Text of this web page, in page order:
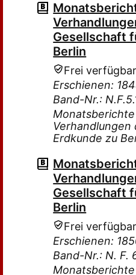
Gesellschaft
Berlin
Frei verfügbar
Erschienen:
Band-Nr.:
Erdkunde zu
Gesellschaft
Berlin
Frei verfügbar
Erschienen:
Band-Nr.: N. F.